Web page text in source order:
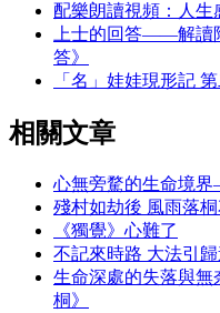
配樂朗讀視頻：人生
上士的回答——解讀
答》
「名」娃娃現形記 第
相關文章
心無旁騖的生命境
殘村如劫後 風雨落
《獨覺》心難了
不記來時路 大法引歸
生命深處的失落與
桐》